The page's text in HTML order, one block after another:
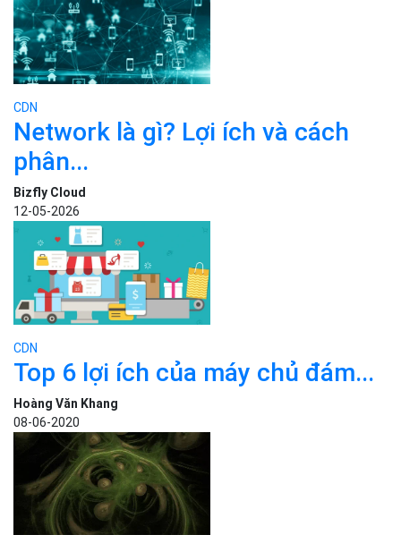
CDN
Network là gì? Lợi ích và cách
phân...
Bizfly Cloud
12-05-2026
CDN
Top 6 lợi ích của máy chủ đám...
Hoàng Văn Khang
08-06-2020